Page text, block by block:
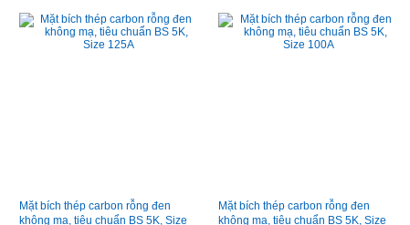
Mặt bích thép carbon rỗng đen
không mạ, tiêu chuẩn BS 5K, Size
Mặt bích thép carbon rỗng đen
không mạ, tiêu chuẩn BS 5K, Size